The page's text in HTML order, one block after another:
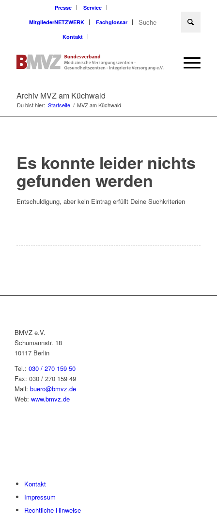
Presse
Service
MitgliederNETZWERK
Fachglossar
Kontakt
Archiv MVZ am Küchwald
Du bist hier: Startseite / MVZ am Küchwald
Es konnte leider nichts
gefunden werden
Entschuldigung, aber kein Eintrag erfüllt Deine Suchkriterien
BMVZ e.V.
Schumannstr. 18
10117 Berlin
Tel.: 030 / 270 159 50
Fax: 030 / 270 159 49
Mail: buero@bmvz.de
Web: www.bmvz.de
Kontakt
Impressum
Rechtliche Hinweise